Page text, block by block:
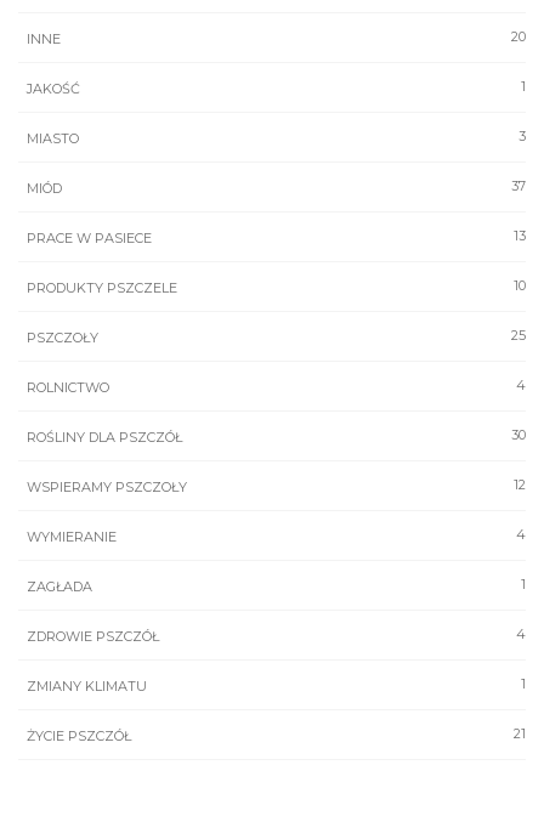
20
INNE
1
JAKOŚĆ
3
MIASTO
37
MIÓD
13
PRACE W PASIECE
10
PRODUKTY PSZCZELE
25
PSZCZOŁY
4
ROLNICTWO
30
ROŚLINY DLA PSZCZÓŁ
12
WSPIERAMY PSZCZOŁY
4
WYMIERANIE
1
ZAGŁADA
4
ZDROWIE PSZCZÓŁ
1
ZMIANY KLIMATU
21
ŻYCIE PSZCZÓŁ